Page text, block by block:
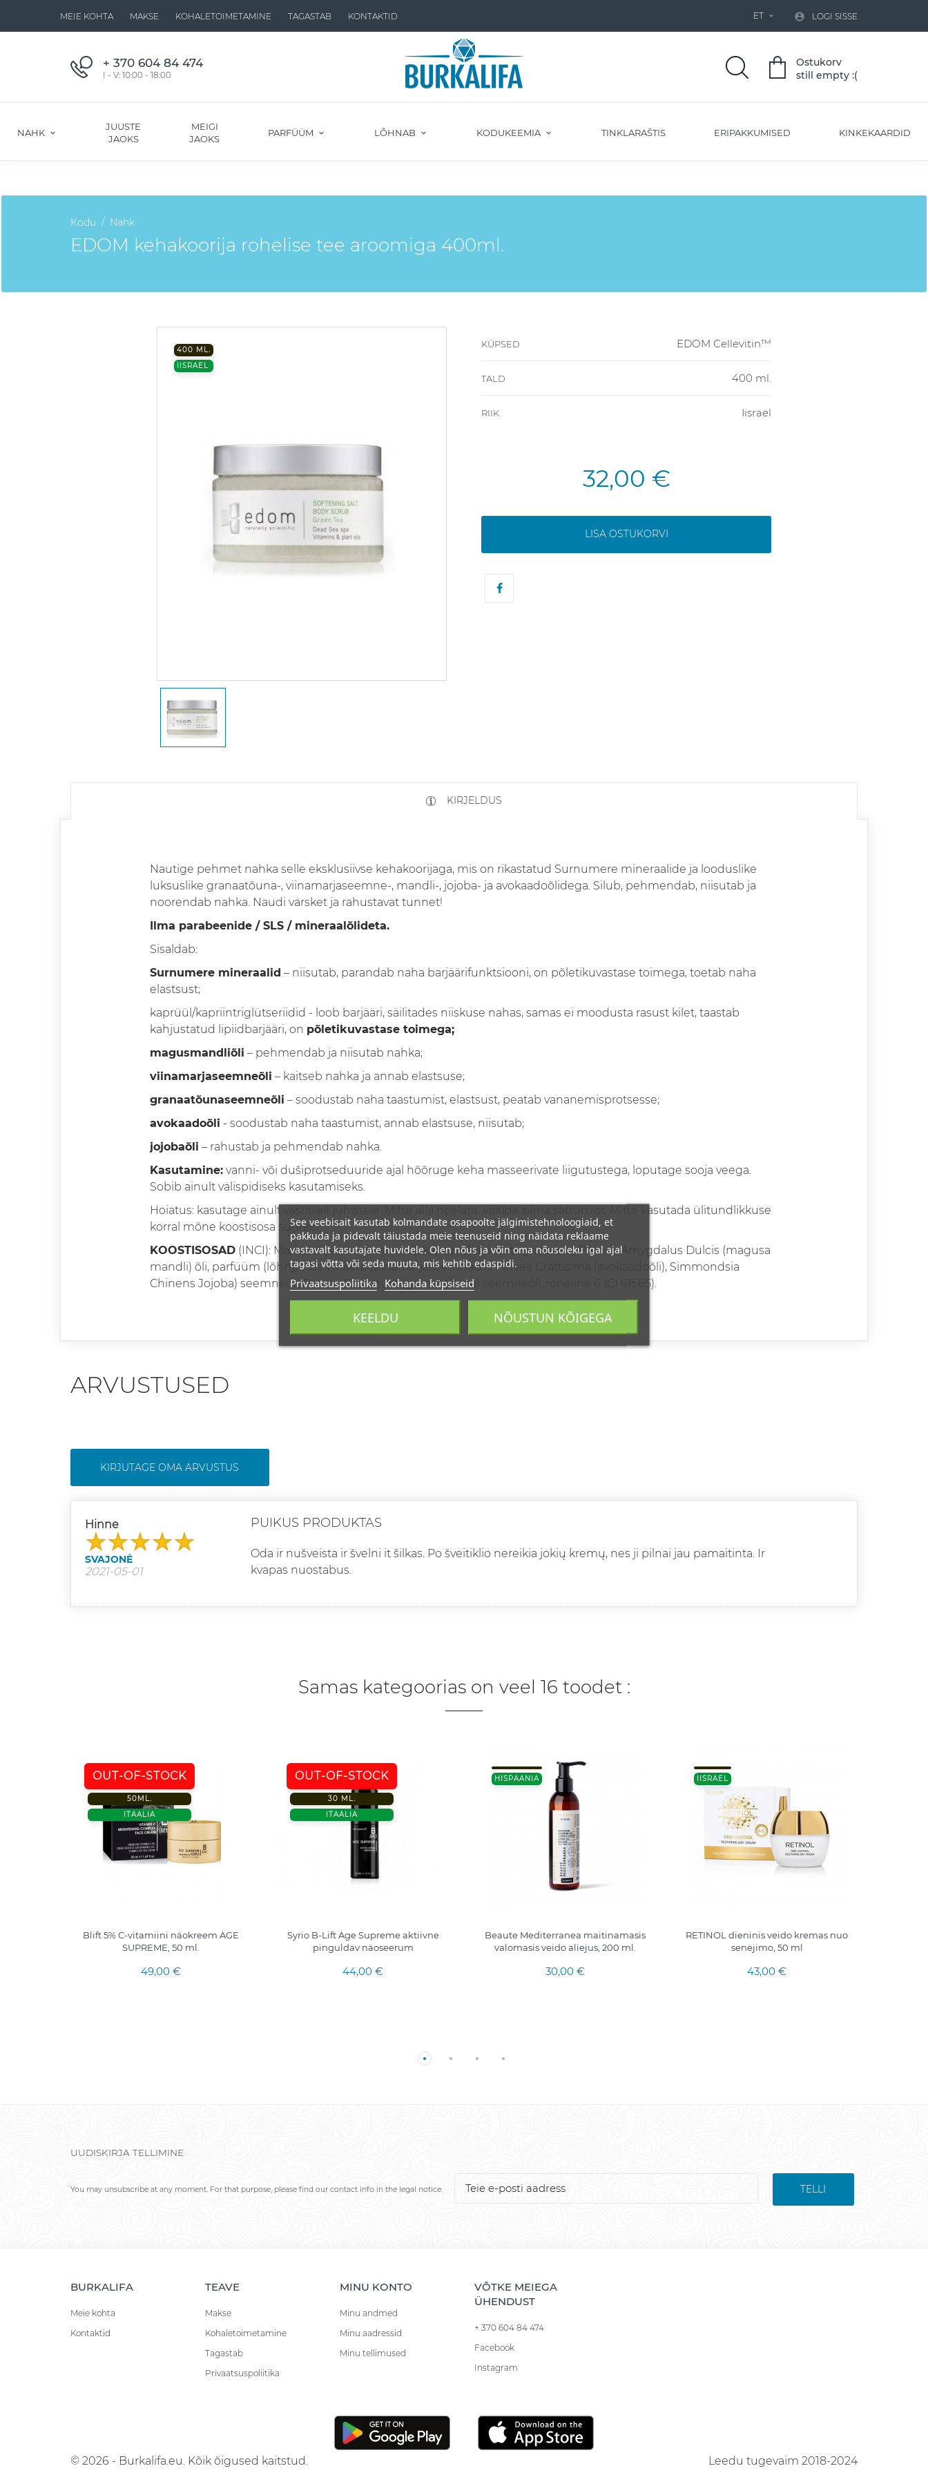
MEIE KOHTA MAKSE KOHALETOIMETAMINE TAGASTAB KONTAKTID ET   LOGI SISSE
+ 370 604 84 474
I - V: 10:00 - 18:00
Ostukorv
still empty :(
NAHK
JUUSTE
JAOKS
MEIGI
JAOKS
PARFÜÜM LÕHNAB KODUKEEMIA TINKLARAŠTIS ERIPAKKUMISED KINKEKAARDID
Kodu Nahk
EDOM kehakoorija rohelise tee aroomiga 400ml.
400 ML.
IISRAEL
KÜPSED EDOM Cellevitin™
TALD 400 ml.
RIIK Iisrael
32,00 €
LISA OSTUKORVI
KIRJELDUS
Nautige pehmet nahka selle eksklusiivse kehakoorijaga, mis on rikastatud Surnumere mineraalide ja looduslike
luksuslike granaatõuna-, viinamarjaseemne-, mandli-, jojoba- ja avokaadoõlidega. Silub, pehmendab, niisutab ja
noorendab nahka. Naudi värsket ja rahustavat tunnet!
Ilma parabeenide / SLS / mineraalõlideta.
Sisaldab:
Surnumere mineraalid – niisutab, parandab naha barjäärifunktsiooni, on põletikuvastase toimega, toetab naha
elastsust;
kaprüül/kapriintriglütseriidid - loob barjääri, säilitades niiskuse nahas, samas ei moodusta rasust kilet, taastab
kahjustatud lipiidbarjääri, on põletikuvastase toimega;
magusmandliõli – pehmendab ja niisutab nahka;
viinamarjaseemneõli – kaitseb nahka ja annab elastsuse;
granaatõunaseemneõli – soodustab naha taastumist, elastsust, peatab vananemisprotsesse;
avokaadoõli - soodustab naha taastumist, annab elastsuse, niisutab;
jojobaõli – rahustab ja pehmendab nahka.
Kasutamine: vanni- või dušiprotseduuride ajal hõõruge keha masseerivate liigutustega, loputage sooja veega.
Sobib ainult välispidiseks kasutamiseks.
Hoiatus: kasutage ainult vastavalt juhistele. Mitte alla neelata. Vältida silma sattumist. Mitte kasutada ülitundlikkuse
korral mõne koostisosa suhtes.
KOOSTISOSAD (INCI): Maris Sal (surnumere sool), kaprüül/kaprika triglütseriid, Prunus Amygdalus Dulcis (magusa
mandli) õli, parfüüm (lõhn), Vitis Vinifera (viinamarjaseemneõli), Persea Grattisima (avokaadoõli), Simmondsia
Chinens Jojoba) seemneõli, Punica Granatum (granaatõuna) seemneõli, roheline 6 (CI 61565).
ARVUSTUSED
KIRJUTAGE OMA ARVUSTUS
Hinne
SVAJONĖ
2021-05-01
PUIKUS PRODUKTAS
Oda ir nušveista ir švelni it šilkas. Po šveitiklio nereikia jokių kremų, nes ji pilnai jau pamaitinta. Ir
kvapas nuostabus.
Samas kategoorias on veel 16 toodet :
OUT-OF-STOCK
50ML.
ITAALIA
Blift 5% C-vitamiini näokreem AGE
SUPREME, 50 ml.
49,00 €
OUT-OF-STOCK
30 ML.
ITAALIA
Syrio B-Lift Age Supreme aktiivne
pinguldav näoseerum
44,00 €
HISPAANIA
Beaute Mediterranea maitinamasis
valomasis veido aliejus, 200 ml.
30,00 €
IISRAEL
RETINOL dieninis veido kremas nuo
senėjimo, 50 ml
43,00 €
UUDISKIRJA TELLIMINE
You may unsubscribe at any moment. For that purpose, please find our contact info in the legal notice. TELLI
BURKALIFA
Meie kohta
Kontaktid
TEAVE
Makse
Kohaletoimetamine
Tagastab
Privaatsuspoliitika
MINU KONTO
Minu andmed
Minu aadressid
Minu tellimused
VÕTKE MEIEGA
ÜHENDUST
+ 370 604 84 474
Facebook
Instagram
© 2026 - Burkalifa.eu. Kõik õigused kaitstud. Leedu tugevaim 2018-2024
See veebisait kasutab kolmandate osapoolte jälgimistehnoloogiaid, et
pakkuda ja pidevalt täiustada meie teenuseid ning näidata reklaame
vastavalt kasutajate huvidele. Olen nõus ja võin oma nõusoleku igal ajal
tagasi võtta või seda muuta, mis kehtib edaspidi.
Privaatsuspoliitika Kohanda küpsiseid
KEELDU NÕUSTUN KÕIGEGA